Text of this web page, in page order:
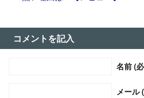
コメントを記入
名前 (
メール